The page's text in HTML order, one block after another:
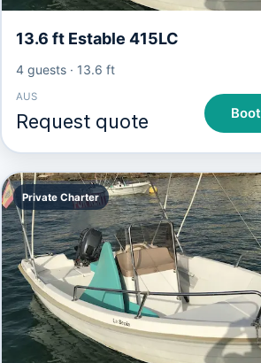
13.6 ft Estable 415LC
4 guests· 13.6 ft
AUS
Request quote
Private Charter